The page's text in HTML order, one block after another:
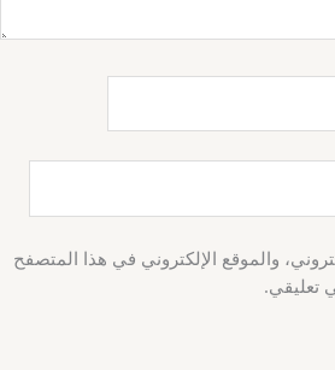
والموقع الإلكتروني في هذا المتصفح
تعليقي.